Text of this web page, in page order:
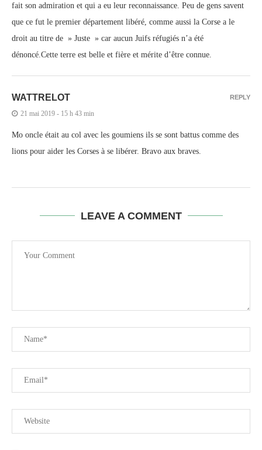
fait son admiration et qui a eu leur reconnaissance. Peu de gens savent
que ce fut le premier département libéré, comme aussi la Corse a le
droit au titre de » Juste » car aucun Juifs réfugiés n’a été
dénoncé.Cette terre est belle et fière et mérite d’être connue.
WATTRELOT
21 mai 2019 - 15 h 43 min
Mo oncle était au col avec les goumiens ils se sont battus comme des
lions pour aider les Corses à se libérer. Bravo aux braves.
REPLY
LEAVE A COMMENT